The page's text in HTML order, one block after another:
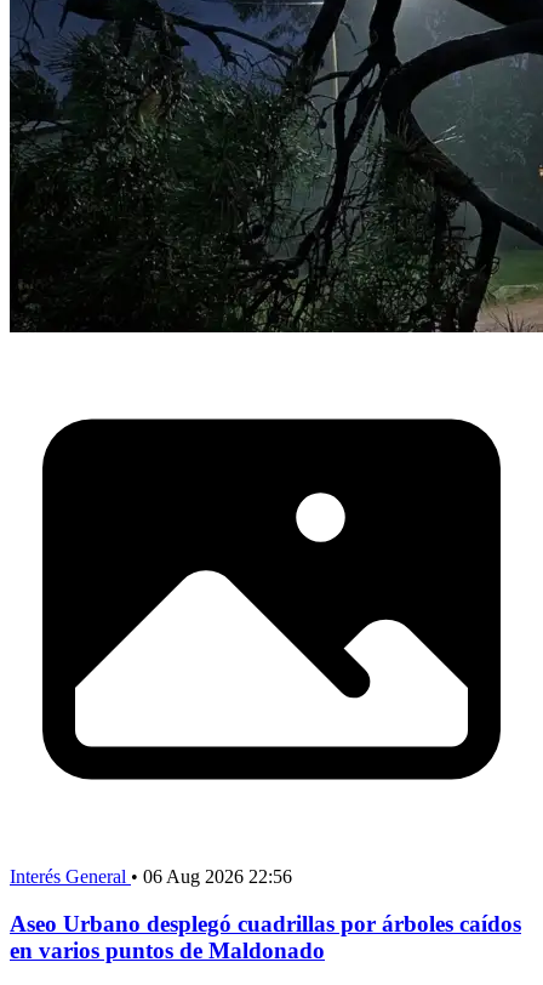
Interés General • 06 Aug 2026 22:56
Aseo Urbano desplegó cuadrillas por árboles caídos
en varios puntos de Maldonado